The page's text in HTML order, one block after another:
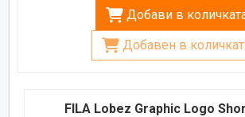
Добави в
Добавен в
FILA Lobez Graphic Logo